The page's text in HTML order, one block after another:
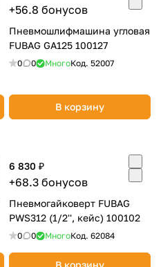
+56.8 бонусов
Пневмошлифмашина угловая
FUBAG GA125 100127
0 0 МногоКод. 52007
В корзину
6 830 ₽
+68.3 бонусов
Пневмогайковерт FUBAG
PWS312 (1/2'', кейс) 100102
0 0 МногоКод. 62084
В корзину